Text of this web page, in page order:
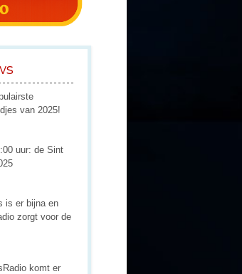
van 2025!
uur: de Sint
is er bijna en
zorgt voor de
komt er